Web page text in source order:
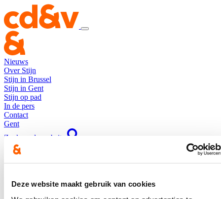
Deze website maakt gebruik van cookies
Nieuws
Over Stijn
Stijn in Brussel
Stijn in Gent
Stijn op pad
In de pers
Contact
Gent
Zoek op de website
Bevraging Dégage – investeringen